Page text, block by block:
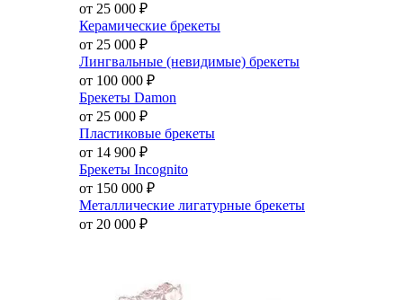
от 25 000 ₽
Керамические брекеты
от 25 000 ₽
Лингвальные (невидимые) брекеты
от 100 000 ₽
Брекеты Damon
от 25 000 ₽
Пластиковые брекеты
от 14 900 ₽
Брекеты Incognito
от 150 000 ₽
Металлические лигатурные брекеты
от 20 000 ₽